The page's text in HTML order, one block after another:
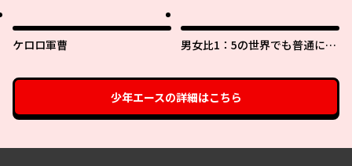
ケロロ軍曹
男女比1：5の世界でも普通に生
情な彼女たちが無自覚男子に翻
弄されたら～
少年エースの詳細はこちら